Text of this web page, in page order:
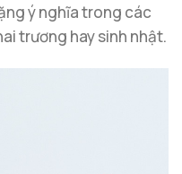
ý nghĩa trong các
trương hay sinh nhật.